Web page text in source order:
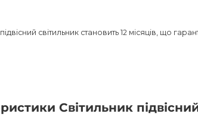
світильник становить 12 місяців, що
в вашому інтер'єрі. Розраховуйте на його
надана виключно для ознайомлювальних
Світильник